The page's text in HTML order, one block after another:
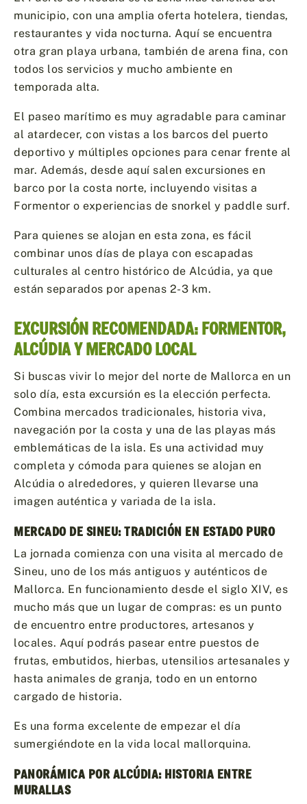
municipio, con una amplia oferta hotelera, tiendas,
restaurantes y vida nocturna. Aquí se encuentra
otra gran playa urbana, también de arena fina, con
todos los servicios y mucho ambiente en
temporada alta.
El paseo marítimo es muy agradable para caminar
al atardecer, con vistas a los barcos del puerto
deportivo y múltiples opciones para cenar frente al
mar. Además, desde aquí salen excursiones en
barco por la costa norte, incluyendo visitas a
Formentor o experiencias de snorkel y paddle surf.
Para quienes se alojan en esta zona, es fácil
combinar unos días de playa con escapadas
culturales al centro histórico de Alcúdia, ya que
están separados por apenas 2-3 km.
EXCURSIÓN RECOMENDADA: FORMENTOR,
ALCÚDIA Y MERCADO LOCAL
Si buscas vivir lo mejor del norte de Mallorca en un
solo día, esta excursión es la elección perfecta.
Combina mercados tradicionales, historia viva,
navegación por la costa y una de las playas más
emblemáticas de la isla. Es una actividad muy
completa y cómoda para quienes se alojan en
Alcúdia o alrededores, y quieren llevarse una
imagen auténtica y variada de la isla.
MERCADO DE SINEU: TRADICIÓN EN ESTADO PURO
La jornada comienza con una visita al mercado de
Sineu, uno de los más antiguos y auténticos de
Mallorca. En funcionamiento desde el siglo XIV, es
mucho más que un lugar de compras: es un punto
de encuentro entre productores, artesanos y
locales. Aquí podrás pasear entre puestos de
frutas, embutidos, hierbas, utensilios artesanales y
hasta animales de granja, todo en un entorno
cargado de historia.
Es una forma excelente de empezar el día
sumergiéndote en la vida local mallorquina.
PANORÁMICA POR ALCÚDIA: HISTORIA ENTRE
MURALLAS